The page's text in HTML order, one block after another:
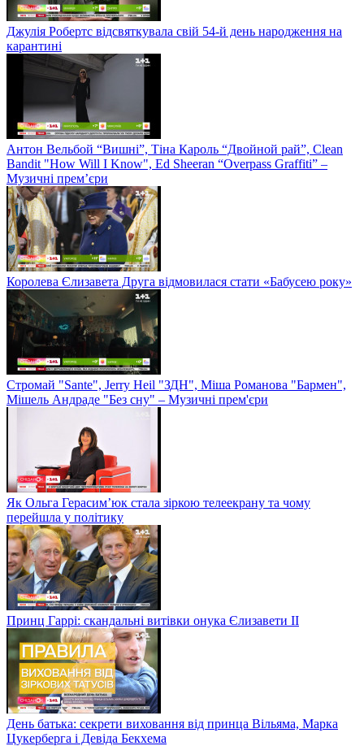
Джулія Робертс відсвяткувала свій 54-й день народження на
карантині
Антон Вельбой “Вишні”, Тіна Кароль “Двойной рай”, Clean
Bandit "How Will I Know", Ed Sheeran “Overpass Graffiti” –
Музичні прем’єри
Королева Єлизавета Друга відмовилася стати «Бабусею року»
Стромай "Sante", Jerry Heil "ЗДН", Міша Романова "Бармен",
Мішель Андраде "Без сну" – Музичні прем'єри
Як Ольга Герасим’юк стала зіркою телеекрану та чому
перейшла у політику
Принц Гаррі: скандальні витівки онука Єлизавети II
День батька: секрети виховання від принца Вільяма, Марка
Цукерберга і Девіда Бекхема